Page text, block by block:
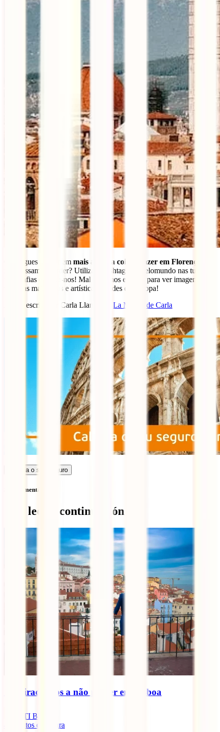
Consegues pensar em mais alguma coisa a fazer em Florença
não possamos perder? Utiliza a hashtag #iatipelomundo nas tuas
fotografias e conta-nos! Mal podemos esperar para ver imagens de
uma das mais belas e artísticas cidades da Europa!
Artigo escrito por Carla Llamas de La Maleta de Carla
Calcula o seu seguro
Sem comentários
Qué leer a continuación
10 miradouros a não perder em Lisboa
IATI Blog
minutos de leitura